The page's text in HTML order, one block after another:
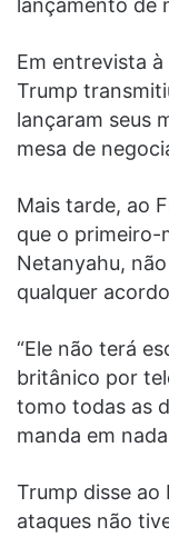
lançamento de
Em entrevista
Trump
lançaram seus
mesa de
Mais tarde, ao
que o primeiro-
Netanyahu,
qualquer
“Ele não terá
britânico por
tomo todas as
manda em
Trump disse ao
ataques não